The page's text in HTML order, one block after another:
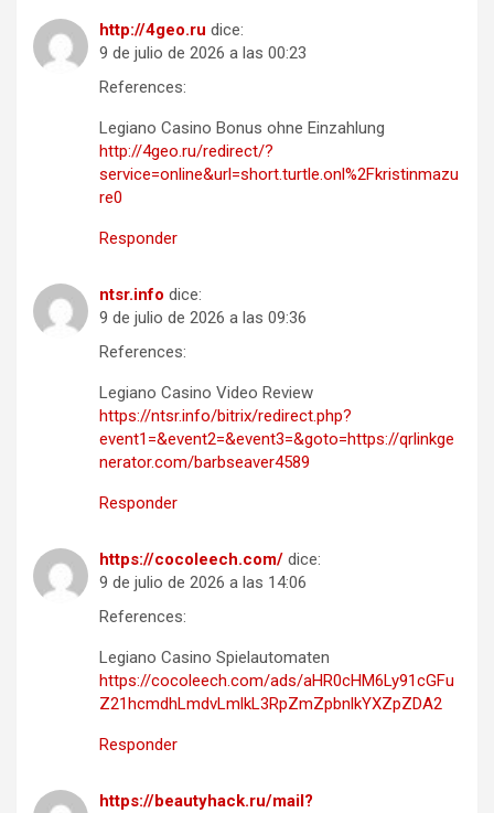
http://4geo.ru dice:
9 de julio de 2026 a las 00:23
References:
Legiano Casino Bonus ohne Einzahlung
http://4geo.ru/redirect/?
service=online&url=short.turtle.onl%2Fkristinmazu
re0
Responder
ntsr.info dice:
9 de julio de 2026 a las 09:36
References:
Legiano Casino Video Review
https://ntsr.info/bitrix/redirect.php?
event1=&event2=&event3=&goto=https://qrlinkge
nerator.com/barbseaver4589
Responder
https://cocoleech.com/ dice:
9 de julio de 2026 a las 14:06
References:
Legiano Casino Spielautomaten
https://cocoleech.com/ads/aHR0cHM6Ly91cGFu
Z21hcmdhLmdvLmlkL3RpZmZpbnlkYXZpZDA2
Responder
https://beautyhack.ru/mail?